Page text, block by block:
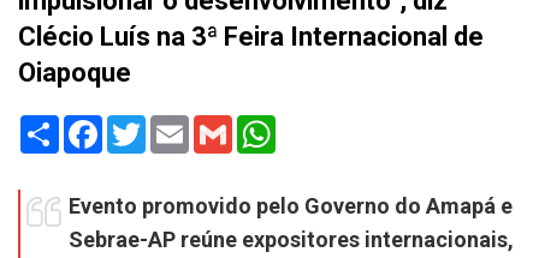
Clécio Luís na 3ª Feira Internacional de
Oiapoque
Share Facebook
TwitterEmail Gmail
Evento promovido pelo Governo do Amapá e
Sebrae-AP reúne expositores internacionais,